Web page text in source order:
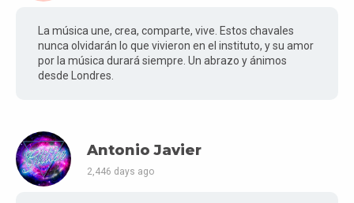
La música une, crea, comparte, vive. Estos chavales
nunca olvidarán lo que vivieron en el instituto, y su amor
por la música durará siempre. Un abrazo y ánimos
desde Londres.
Antonio Javier
2,446 days ago